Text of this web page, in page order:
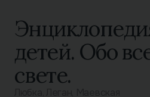
детей. Обо
свете.